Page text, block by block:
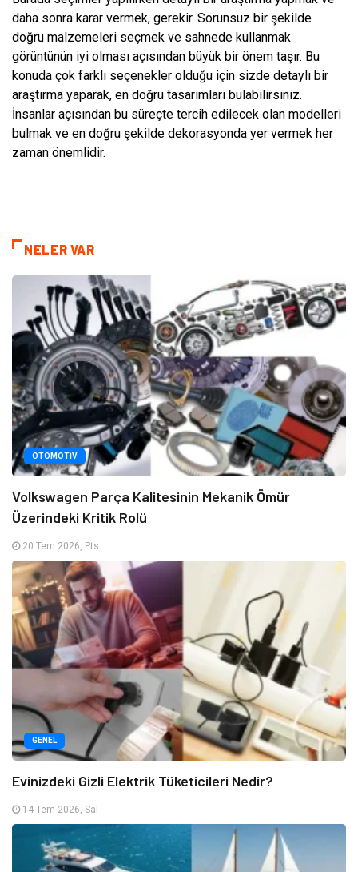
daha sonra karar vermek, gerekir. Sorunsuz bir şekilde
doğru malzemeleri seçmek ve sahnede kullanmak
görüntünün iyi olması açısından büyük bir önem taşır. Bu
konuda çok farklı seçenekler olduğu için sizde detaylı bir
araştırma yaparak, en doğru tasarımları bulabilirsiniz.
İnsanlar açısından bu süreçte tercih edilecek olan modelleri
bulmak ve en doğru şekilde dekorasyonda yer vermek her
zaman önemlidir.
NELER VAR
OTOMOTIV
Volkswagen Parça Kalitesinin Mekanik Ömür
Üzerindeki Kritik Rolü
20 Tem 2026, Pts
GENEL
Evinizdeki Gizli Elektrik Tüketicileri Nedir?
14 Tem 2026, Sal